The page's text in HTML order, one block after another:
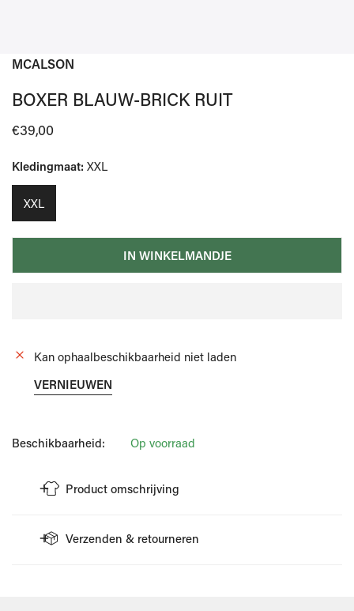
MCALSON
BOXER BLAUW-BRICK RUIT
Normale
€39,00
Kledingmaat: XXL
XXL
IN WINKELMANDJE
Kan ophaalbeschikbaarheid niet laden
VERNIEUWEN
Beschikbaarheid: Op voorraad
Product omschrijving
Boxershort met leuke print van het merk Mc Alson.
Verzenden & retourneren